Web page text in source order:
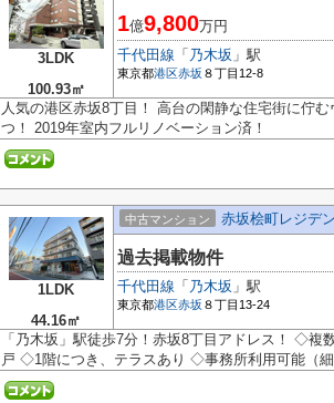
3LDK
100.93㎡
1億9,800万円
千代田線 「 乃木坂 」駅
東京都港区赤坂 ８丁目12-8
人気の港区赤坂8丁目！ 高台の閑静な住宅街に佇
つ！ 2019年室内フルリノベーション済！
1LDK
44.16㎡
中古マンション 赤坂桧町レジデ
過去掲載物件
千代田線 「 乃木坂 」駅
東京都港区赤坂 ８丁目13-24
「乃木坂」駅徒歩7分！赤坂8丁目アドレス！ ◇
戸 ◇1階につき、テラスあり ◇事務所利用可能（